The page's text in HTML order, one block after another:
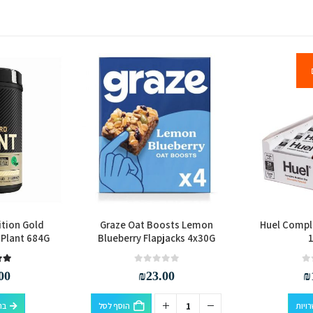
Huel
₪
למוצר זה יש מספר סוגים. ניתן לבחור את האפשרויות בעמוד המוצר
Graze Oat Boosts Lemon
Blueberry Flapjacks 4x30G
₪23.00
הוסף לסל
Gold
684G